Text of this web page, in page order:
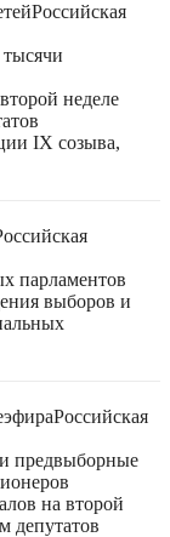
Российская
неделе
IX созыва,
парламентов
выборов и
Российская
предвыборные
на второй
депутатов